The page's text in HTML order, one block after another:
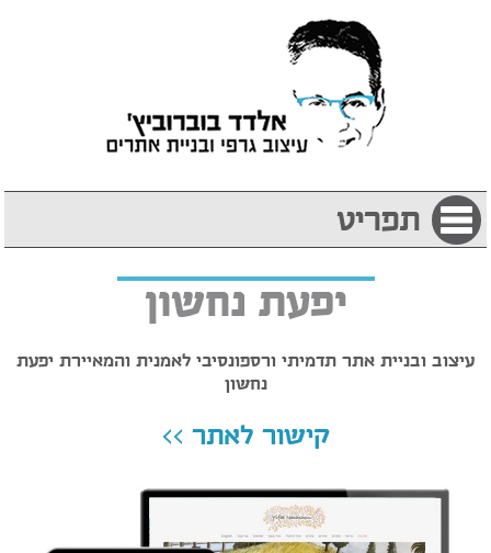
תפריט
יפעת נחשון
עיצוב ובניית אתר תדמיתי ורספונסיבי לאמנית והמאיירת יפעת
נחשון
קישור לאתר >>